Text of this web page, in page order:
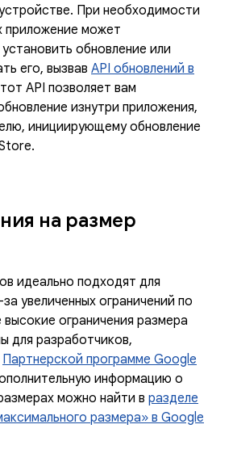
При необходимости
приложение может
обновление или
его, вызвав API обновлений в
API позволяет вам
изнутри приложения,
инициирующему обновление
на размер
идеально подходят для
увеличенных ограничений по
ограничения размера
для разработчиков,
Партнерской программе Google
информацию о
можно найти в разделе
размера» в Google